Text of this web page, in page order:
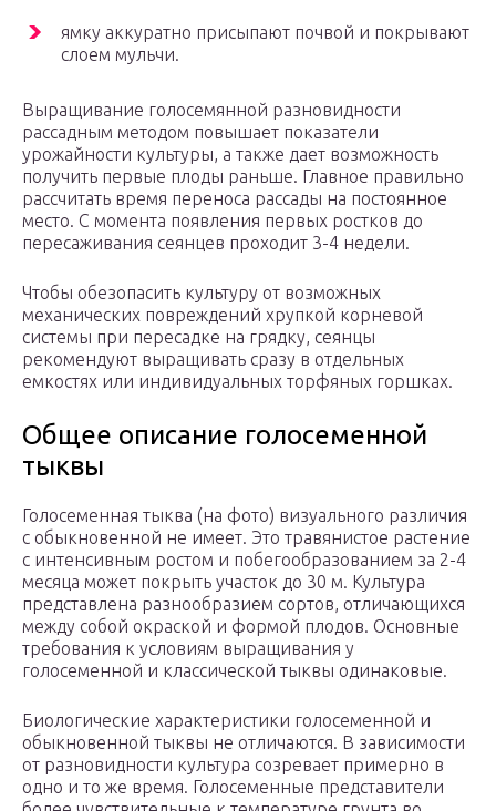
ямку аккуратно присыпают почвой и покрывают
слоем мульчи.
Выращивание голосемянной разновидности
рассадным методом повышает показатели
урожайности культуры, а также дает возможность
получить первые плоды раньше. Главное правильно
рассчитать время переноса рассады на постоянное
место. С момента появления первых ростков до
пересаживания сеянцев проходит 3-4 недели.
Чтобы обезопасить культуру от возможных
механических повреждений хрупкой корневой
системы при пересадке на грядку, сеянцы
рекомендуют выращивать сразу в отдельных
емкостях или индивидуальных торфяных горшках.
Общее описание голосеменной
тыквы
Голосеменная тыква (на фото) визуального различия
с обыкновенной не имеет. Это травянистое растение
с интенсивным ростом и побегообразованием за 2-4
месяца может покрыть участок до 30 м. Культура
представлена разнообразием сортов, отличающихся
между собой окраской и формой плодов. Основные
требования к условиям выращивания у
голосеменной и классической тыквы одинаковые.
Биологические характеристики голосеменной и
обыкновенной тыквы не отличаются. В зависимости
от разновидности культура созревает примерно в
одно и то же время. Голосеменные представители